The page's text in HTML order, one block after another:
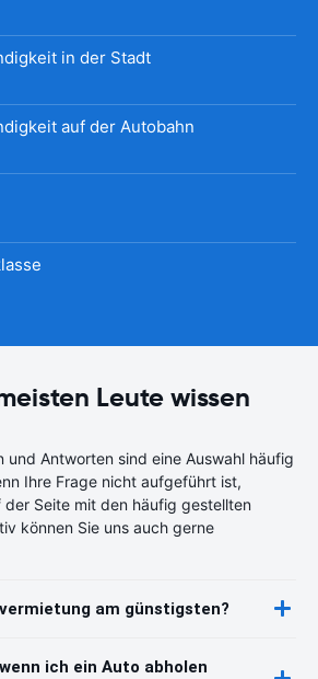
in der Stadt
auf der Autobahn
Leute wissen
und Antworten sind eine Auswahl häufig
Ihre Frage nicht aufgeführt ist,
Seite mit den häufig gestellten
können Sie uns auch gerne
am günstigsten?
ich ein Auto abholen